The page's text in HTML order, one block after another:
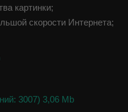
картинки;
скорости Интернета;
3007) 3,06 Mb